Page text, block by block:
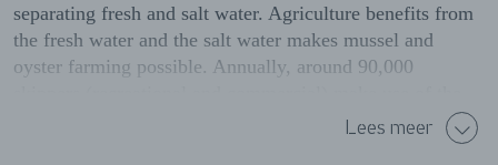
separating fresh and salt water. Agriculture benefits from
the fresh water and the salt water makes mussel and
oyster farming possible. Annually, around 90,000
Krammersluizen. The locks are shielded from the public,
Lees meer